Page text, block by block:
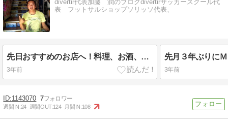
divertir代表加藤 潤のブログdivertirサッカースクール代
表 フットサルショップソリッソ代表、
先日おすすめのお店へ！料理、お酒、スタッフ、全て大満足でした！@yakitori....
3年前 3年前
1143070 7
週間IN:24 週間OUT:124 月間IN:108